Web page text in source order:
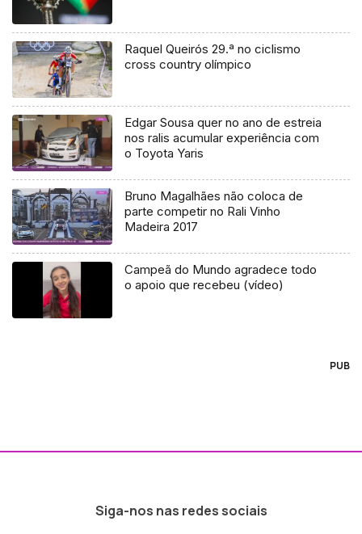
Raquel Queirós 29.ª no ciclismo
cross country olímpico
Edgar Sousa quer no ano de estreia
nos ralis acumular experiência com
o Toyota Yaris
Bruno Magalhães não coloca de
parte competir no Rali Vinho
Madeira 2017
Campeã do Mundo agradece todo
o apoio que recebeu (vídeo)
PUB
Siga-nos nas redes sociais